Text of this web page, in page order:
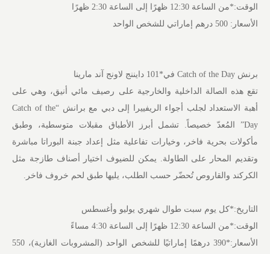
الوقت:*من الساعة 12:30 ظهرًا إلى الساعة 2:30 ظهرًا
الأسعار: 500 درهم إماراتي للشخص الواحد
برنش Catch of the Day في*101 دايننج لاونج آند مارينا
تقع هذه الصالة الداخلية والخارجية على رصيف مائي أنيق، وهي على
أهبة الاستعداد لجلب أجواء الريفييرا إلى دبي مع برانش “Catch of the
Day” المُعدّ خصيصاً. تشمل أبرز الأطباق مقبلات متوسطية، وطبق
مأكولات بحرية فاخر، وخيارات تفاعلية مثل إعداد جبنة البوراتا مباشرة
وتقديم المحار على الطاولة. يمكن للضيوف اختيار أصناف طازجة مثل
الكركند والقاروص تُحضّر حسب الطلب، يليها طبق لحم خروف فاخر.
التاريخ:*كل يوم سبت طوال شهري يوليو وأغسطس
الوقت:*من الساعة 12:30 ظهرًا إلى الساعة 4:30 مساءً
الأسعار:*390 درهمًا إماراتيًا للشخص الواحد (المشروبات الغازية)، 550